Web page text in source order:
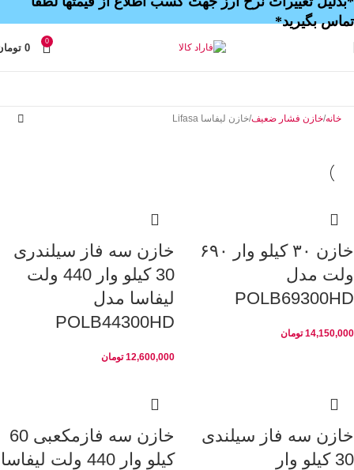
تماس بگیرید*
0
0
خانه خازن فشار ضعیف خازن لیفاسا Lifasa
خازن ۳۰ کیلو وار ۶۹۰
ولت مدل
POLB69300HD
14,150,000 تومان
خازن سه فاز سیلندری
30 کیلو وار 440 ولت
لیفاسا مدل
POLB44300HD
12,600,000 تومان
خازن سه فاز سیلندی
30 کیلو وار
خازن سه فازمکعبی 60
کیلو وار 440 ولت لیفاسا